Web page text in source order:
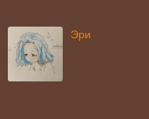
Эри